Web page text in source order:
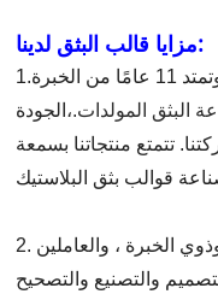
مزايا قالب البثق لدينا:
1.لقد تأسسنا في عام 2010 ، وتمتد 11 عامًا من الخبرة
البثق المولدات.، الجودة
تتمتع منتجاتنا بسمعة
2. نحن نمتلك فريقًا من الفنيين الناضجين وذوي الخبرة ، والعاملين